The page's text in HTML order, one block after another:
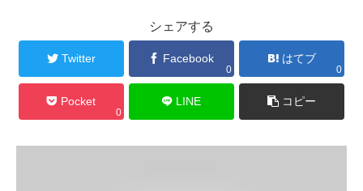
シェアする
Twitter Facebook
0
はてブ
0
Pocket
0
LINE コピー